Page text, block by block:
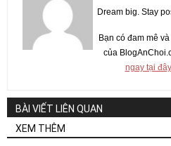
Dream big. Stay
Bạn có đam mê
của
ngay tại
BÀI VIẾT LIÊN QUAN
XEM THÊM